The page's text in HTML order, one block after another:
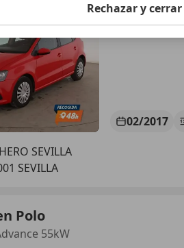
€ 8.761
02/2017
SEVILLA
SEVILLA
Polo
55kW
Rechazar y cerrar